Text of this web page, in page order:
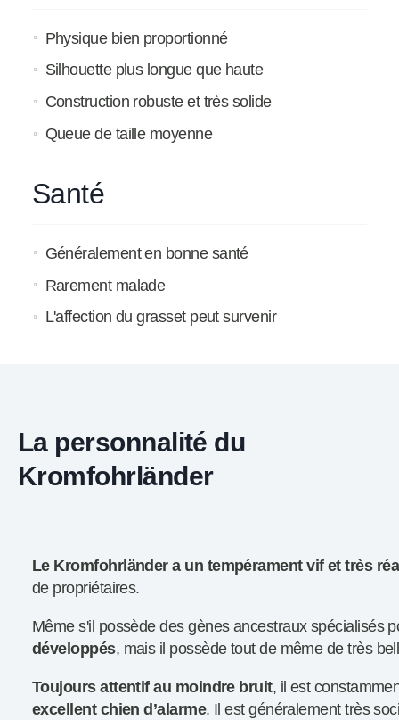
Physique bien proportionné
Silhouette plus longue que haute
Construction robuste et très solide
Queue de taille moyenne
Santé
Généralement en bonne santé
Rarement malade
L'affection du grasset peut survenir
La personnalité du
Kromfohrländer
Le Kromfohrländer a un tempérament vif et très
de propriétaires.
Même s'il possède des gènes ancestraux spécialisés
développés, mais il possède tout de même de très
Toujours attentif au moindre bruit, il est
excellent chien d’alarme. Il est généralement très